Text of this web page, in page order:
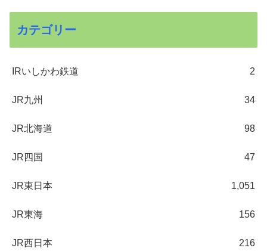
カテゴリー
IRいしかわ鉄道 2
JR九州 34
JR北海道 98
JR四国 47
JR東日本 1,051
JR東海 156
JR西日本 216